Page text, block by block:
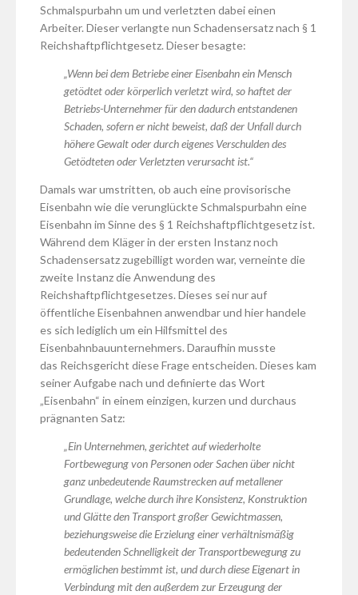
Schmalspurbahn um und verletzten dabei einen
Arbeiter. Dieser verlangte nun Schadensersatz nach § 1
Reichshaftpflichtgesetz. Dieser besagte:
„Wenn bei dem Betriebe einer Eisenbahn ein Mensch
getödtet oder körperlich verletzt wird, so haftet der
Betriebs-Unternehmer für den dadurch entstandenen
Schaden, sofern er nicht beweist, daß der Unfall durch
höhere Gewalt oder durch eigenes Verschulden des
Getödteten oder Verletzten verursacht ist.“
Damals war umstritten, ob auch eine provisorische
Eisenbahn wie die verunglückte Schmalspurbahn eine
Eisenbahn im Sinne des § 1 Reichshaftpflichtgesetz ist.
Während dem Kläger in der ersten Instanz noch
Schadensersatz zugebilligt worden war, verneinte die
zweite Instanz die Anwendung des
Reichshaftpflichtgesetzes. Dieses sei nur auf
öffentliche Eisenbahnen anwendbar und hier handele
es sich lediglich um ein Hilfsmittel des
Eisenbahnbauunternehmers. Daraufhin musste
das Reichsgericht diese Frage entscheiden. Dieses kam
seiner Aufgabe nach und definierte das Wort
„Eisenbahn“ in einem einzigen, kurzen und durchaus
prägnanten Satz:
„Ein Unternehmen, gerichtet auf wiederholte
Fortbewegung von Personen oder Sachen über nicht
ganz unbedeutende Raumstrecken auf metallener
Grundlage, welche durch ihre Konsistenz, Konstruktion
und Glätte den Transport großer Gewichtmassen,
beziehungsweise die Erzielung einer verhältnismäßig
bedeutenden Schnelligkeit der Transportbewegung zu
ermöglichen bestimmt ist, und durch diese Eigenart in
Verbindung mit den außerdem zur Erzeugung der